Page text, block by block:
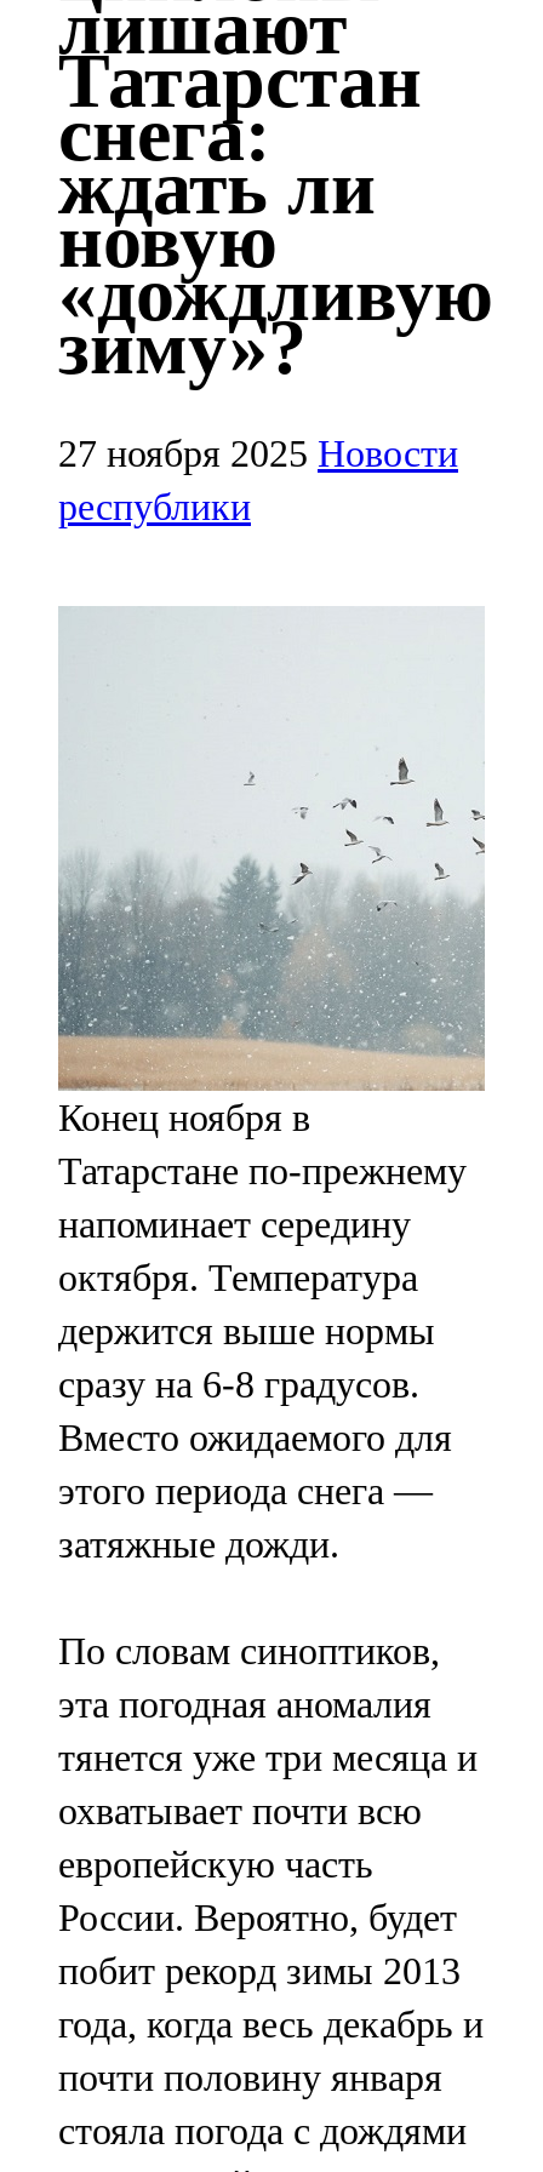
Казан
91,5 FM
Кайбыч
106,1 FM
Кама тамагы
71,51 FM
Кукмара
107,9 FM
Лениногорский
102,1 FM
Мамадыш
106,2 FM
Нурлат
104,7 FM
Олы Әтнә
71,42 FM
Сарман
107,8 FM
Теләче
106,1 FM
Түбән Кама
102,6 FM
Чирмешән
107,7 FM
Чистай
103,0 FM
91,0 FM
Шәмәрдән
102,3 FM
Яңа чишмә
107,0 FM
Яр Чаллы
105,5 FM
лишают
Татарстан
снега:
ждать ли
новую
«дождливую
зиму»?
27 ноября 2025 Новости
республики
Конец ноября в
Татарстане по-прежнему
напоминает середину
октября. Температура
держится выше нормы
сразу на 6-8 градусов.
Вместо ожидаемого для
этого периода снега —
затяжные дожди.
По словам синоптиков,
эта погодная аномалия
тянется уже три месяца и
охватывает почти всю
европейскую часть
России. Вероятно, будет
побит рекорд зимы 2013
года, когда весь декабрь и
почти половину января
стояла погода с дождями